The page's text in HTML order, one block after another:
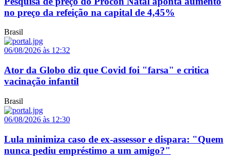
no preço da refeição na capital de 4,45%
Brasil
06/08/2026 às 12:32
Ator da Globo diz que Covid foi "farsa" e critica
vacinação infantil
Brasil
06/08/2026 às 12:30
Lula minimiza caso de ex-assessor e dispara: "Quem
nunca pediu empréstimo a um amigo?"